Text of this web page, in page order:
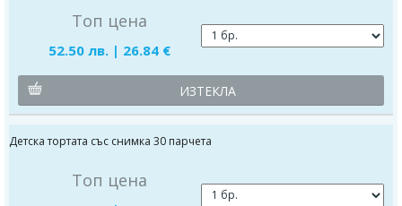
Топ цена
52.50 лв. | 26.84 €
ИЗТЕКЛА
Детска тортата със снимка 30 парчета
Топ цена